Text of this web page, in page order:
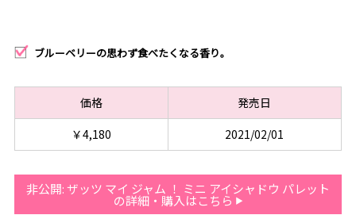
ブルーベリーの思わず食べたくなる香り。
価格
発売日
￥4,180
2021/02/01
非公開: ザッツ マイ ジャム ！ ミニ アイシャドウ パレット
の詳細・購入はこちら